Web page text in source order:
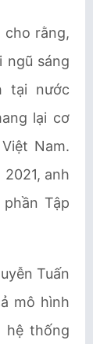
cho rằng,
ngũ sáng
tại nước
lại cơ
Nam.
anh
Tập
Tuấn
mô hình
hệ thống